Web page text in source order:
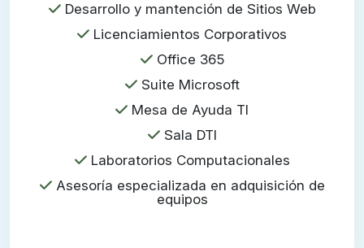
Desarrollo y mantención de Sitios Web
Licenciamientos Corporativos
Office 365
Suite Microsoft
Mesa de Ayuda TI
Sala DTI
Laboratorios Computacionales
Asesoría especializada en adquisición de
equipos